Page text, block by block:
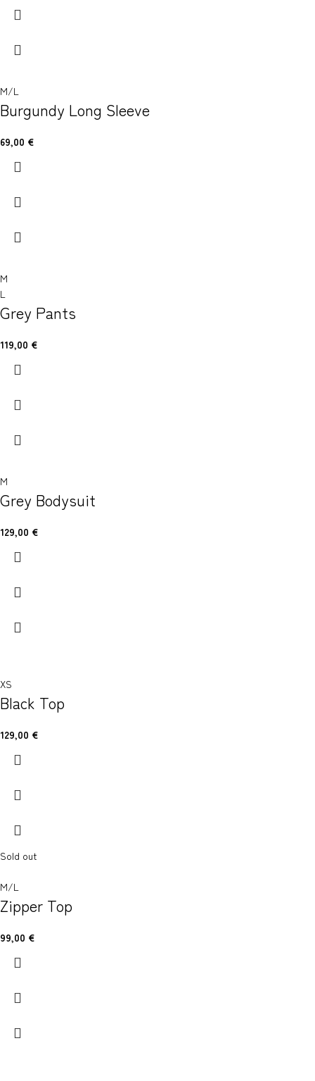
M/L
Burgundy Long Sleeve
69,00 €
M
L
Grey Pants
119,00 €
M
Grey Bodysuit
129,00 €
XS
Black Top
129,00 €
Sold out
M/L
Zipper Top
99,00 €